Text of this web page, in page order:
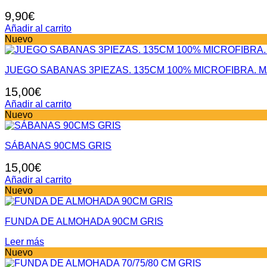
página
de
producto
9,90€
Añadir al carrito
Nuevo
JUEGO SABANAS 3PIEZAS. 135CM 100% MICROFIBRA.
15,00€
Añadir al carrito
Nuevo
SÁBANAS 90CMS GRIS
15,00€
Añadir al carrito
Nuevo
FUNDA DE ALMOHADA 90CM GRIS
Leer más
Nuevo